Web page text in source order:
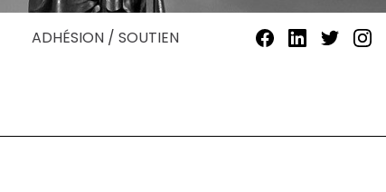
ADHÉSION / SOUTIEN